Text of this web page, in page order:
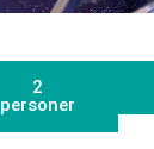
2
personer